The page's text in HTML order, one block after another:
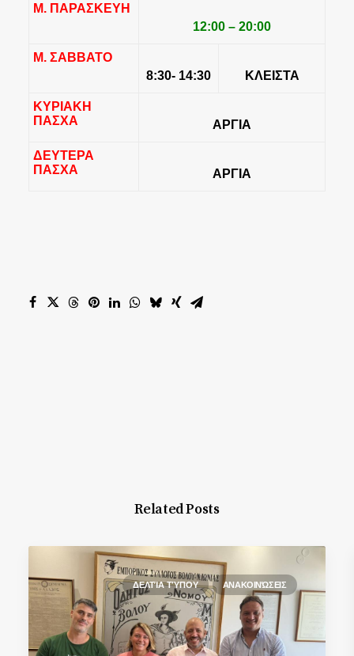
Μ. ΠΑΡΑΣΚΕΥΗ
12:00 – 20:00
Μ. ΣΑΒΒΑΤΟ
8:30- 14:30
ΚΛΕΙΣΤΑ
ΚΥΡΙΑΚΗ
ΠΑΣΧΑ
ΑΡΓΙΑ
ΔΕΥΤΕΡΑ
ΠΑΣΧΑ
ΑΡΓΙΑ
Related Posts
ΔΕΛΤΊΑ ΤΎΠΟΥ ΑΝΑΚΟΙΝΏΣΕΙΣ